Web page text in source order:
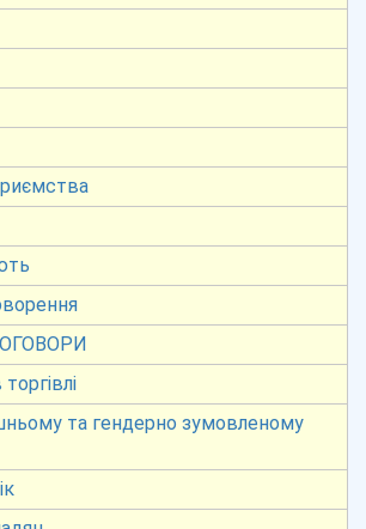
та гендерно зумовленому